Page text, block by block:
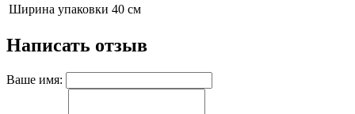
Ширина упаковки 40 см
Написать отзыв
Ваше имя: